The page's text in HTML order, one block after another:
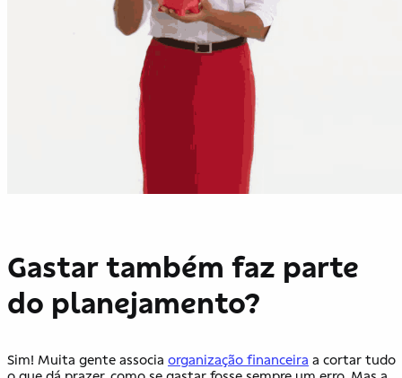
Gastar também faz parte
do planejamento?
Sim! Muita gente associa organização financeira a cortar tudo